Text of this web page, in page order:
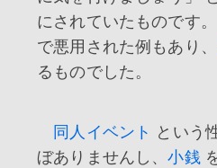
にされていたものです
で悪用された例もあり、
るものでした。
同人イベント という
ぼありませんし、小銭